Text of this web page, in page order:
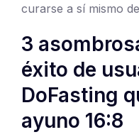
curarse a sí mismo
3
éxito de
DoFasting
ayuno 16:8